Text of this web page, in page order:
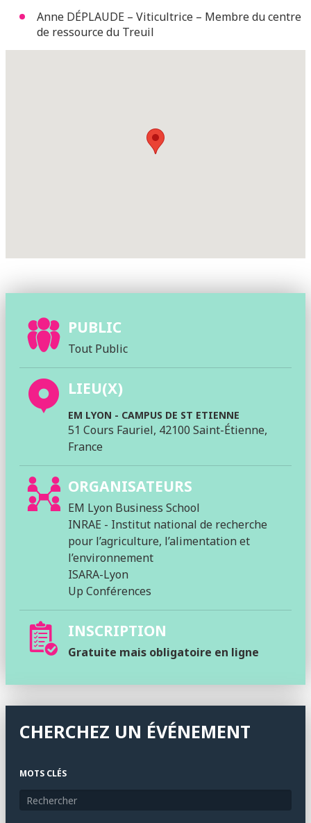
Anne DÉPLAUDE – Viticultrice – Membre du centre
de ressource du Treuil
PUBLIC
Tout Public
LIEU(X)
EM LYON - CAMPUS DE ST ETIENNE
51 Cours Fauriel, 42100 Saint-Étienne,
France
ORGANISATEURS
EM Lyon Business School
INRAE - Institut national de recherche
pour l’agriculture, l’alimentation et
l’environnement
ISARA-Lyon
Up Conférences
INSCRIPTION
Gratuite mais obligatoire en ligne
CHERCHEZ UN ÉVÉNEMENT
MOTS CLÉS